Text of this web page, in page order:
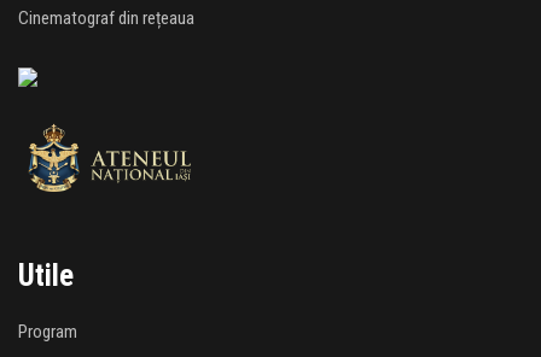
Cinematograf din rețeaua
Utile
Program